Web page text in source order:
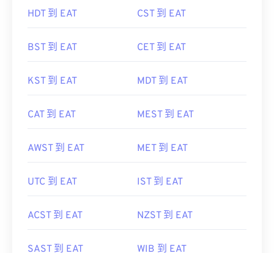
HDT 到 EAT CST 到 EAT
BST 到 EAT CET 到 EAT
KST 到 EAT MDT 到 EAT
CAT 到 EAT MEST 到 EAT
AWST 到 EAT MET 到 EAT
UTC 到 EAT IST 到 EAT
ACST 到 EAT NZST 到 EAT
SAST 到 EAT WIB 到 EAT